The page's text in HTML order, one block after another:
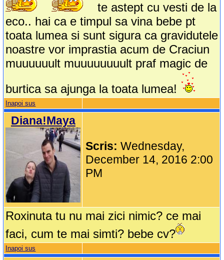
te astept cu vesti de la
eco.. hai ca e timpul sa vina bebe pt
toata lumea si sunt sigura ca gravidutele
noastre vor imprastia acum de Craciun
muuuuuult muuuuuuuult praf magic de
burtica sa ajunga la toata lumea!
Inapoi sus
Diana!Maya
Scris:Wednesday,
December 14, 2016 2:00
PM
Roxinuta tu nu mai zici nimic? ce mai
faci, cum te mai simti? bebe cv?
Inapoi sus